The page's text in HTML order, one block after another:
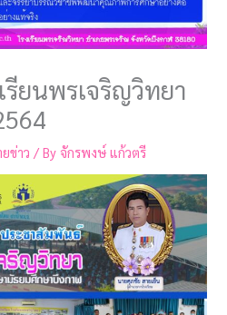
รียนพรเจริญวิทยา
ข่าว / By จักรพงษ์ แก้วตรี